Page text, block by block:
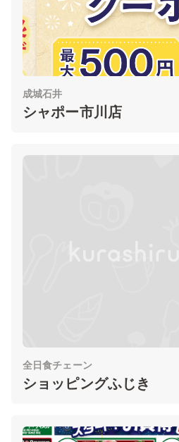
成城石井
シャポー市川店
全日食チェーン
ショッピングふじき